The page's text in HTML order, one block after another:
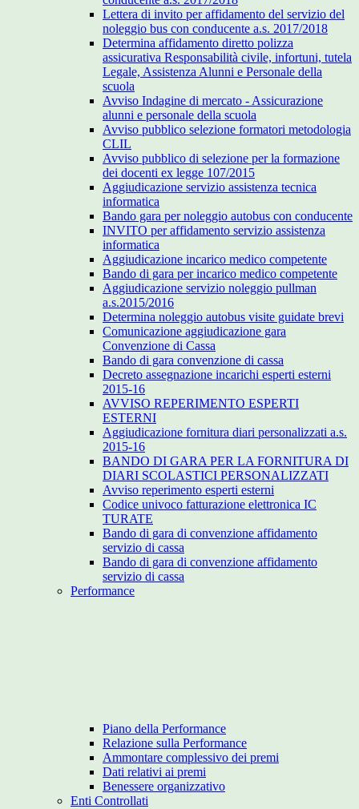
Lettera di invito per affidamento del servizio del
noleggio bus con conducente a.s. 2017/2018
Determina affidamento diretto polizza
assicurativa Responsabilità civile, infortuni, tutela
Legale, Assistenza Alunni e Personale della
scuola
Avviso Indagine di mercato - Assicurazione
alunni e personale della scuola
Avviso pubblico selezione formatori metodologia
CLIL
Avviso pubblico di selezione per la formazione
dei docenti ex legge 107/2015
Aggiudicazione servizio assistenza tecnica
informatica
Bando gara per noleggio autobus con conducente
INVITO per affidamento servizio assistenza
informatica
Aggiudicazione incarico medico competente
Bando di gara per incarico medico competente
Aggiudicazione servizio noleggio pullman
a.s.2015/2016
Determina noleggio autobus visite guidate brevi
Comunicazione aggiudicazione gara
Convenzione di Cassa
Bando di gara convenzione di cassa
Decreto assegnazione incarichi esperti esterni
2015-16
AVVISO REPERIMENTO ESPERTI
ESTERNI
Aggiudicazione fornitura diari personalizzati a.s.
2015-16
BANDO DI GARA PER LA FORNITURA DI
DIARI SCOLASTICI PERSONALIZZATI
Avviso reperimento esperti esterni
Codice univoco fatturazione elettronica IC
TURATE
Bando di gara di convenzione affidamento
servizio di cassa
Bando di gara di convenzione affidamento
servizio di cassa
Performance
Piano della Performance
Relazione sulla Performance
Ammontare complessivo dei premi
Dati relativi ai premi
Benessere organizzativo
Enti Controllati